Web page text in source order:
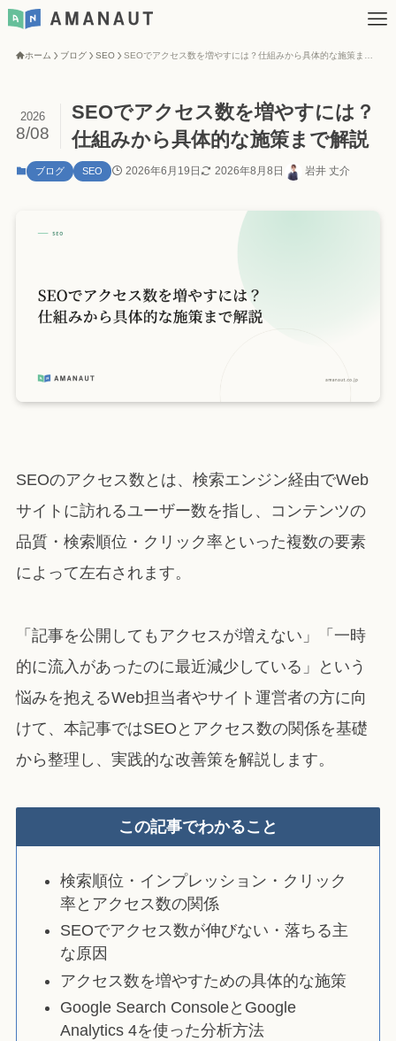
ホーム ブログ SEO
SEOでアクセス数を増やすには？
仕組みから具体的な施策まで解説
2026
8/08
ブログ SEO 2026年6月19日 2026年8月8日 岩井 丈介
SEOのアクセス数とは、検索エンジン経由でWeb
サイトに訪れるユーザー数を指し、コンテンツの
品質・検索順位・クリック率といった複数の要素
によって左右されます。
「記事を公開してもアクセスが増えない」「一時
的に流入があったのに最近減少している」という
悩みを抱えるWeb担当者やサイト運営者の方に向
けて、本記事ではSEOとアクセス数の関係を基礎
から整理し、実践的な改善策を解説します。
この記事でわかること
検索順位・インプレッション・クリック
率とアクセス数の関係
SEOでアクセス数が伸びない・落ちる主
な原因
アクセス数を増やすための具体的な施策
Google Search ConsoleとGoogle
Analytics 4を使った分析方法